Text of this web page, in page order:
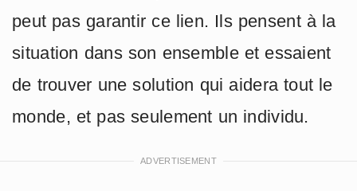
peut pas garantir ce lien. Ils pensent à la
situation dans son ensemble et essaient
de trouver une solution qui aidera tout le
monde, et pas seulement un individu.